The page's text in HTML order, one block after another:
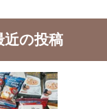
近の投稿